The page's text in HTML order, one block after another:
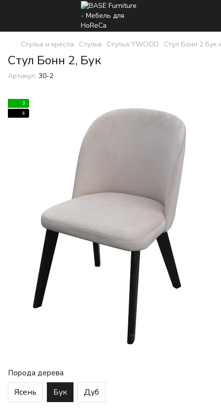
Стулья и кресла Стулья Стулья YWOOD Стул Бонн 2 Бук
Стул Бонн 2, Бук
Артикул: 30-2
3
4
Порода дерева
Ясень Бук Дуб